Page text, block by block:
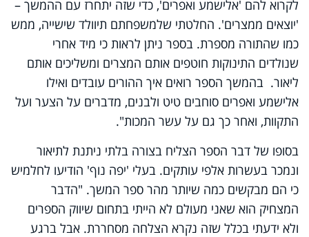
לקרוא להם 'אלישמע ואפרים', כדי שזה יתחרז עם ההמשך –
'יוצאים ממצרים'. החלטתי שלמשפחתם תיוולד שישייה, ממש
כמו שהתורה מספרת. בספר ניתן לראות כי מיד אחרי
שנולדים התינוקות חוטפים אותם המצרים ומשליכים אותם
ליאור. בהמשך הספר רואים איך ההורים עובדים ואילו
אלישמע ואפרים סוחבים טיט ולבנים, מדברים על הצער ועל
התקוות, ואחר כך גם על עשר המכות".
בסופו של דבר הספר הצליח בצורה בלתי ניתנת לתיאור
ונמכר בעשרות אלפי עותקים. בעלי 'יפה נוף' הודיעו לחלמיש
כי הם מבקשים כמה שיותר מהר ספר המשך. "הדבר
המצחיק הוא שאני מעולם לא הייתי בתחום שיווק הספרים
ולא ידעתי בכלל שזה נקרא הצלחה מסחררת. אבל ברגע